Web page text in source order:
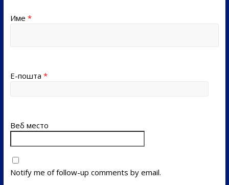
Име *
Е-пошта *
Веб место
Notify me of follow-up comments by email.